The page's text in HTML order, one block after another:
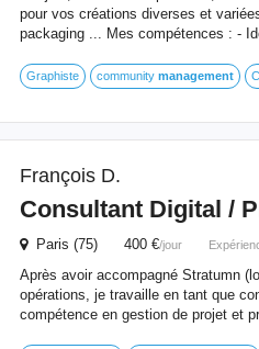
pour vos créations diverses et
packaging ... Mes compétences : -
Graphiste community management
François D.
Consultant Digital /
Paris (75) 400 €/jour
Après avoir accompagné Stratumn
opérations, je travaille en tant que
compétence en gestion de projet et